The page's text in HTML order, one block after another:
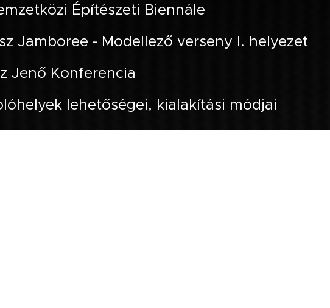
Építészeti Biennále
Jamboree - Modellező verseny I. helyezet
Jenő Konferencia
lehetőségei, kialakítási módjai
Jamboree - Modellező verseny I. helyezet